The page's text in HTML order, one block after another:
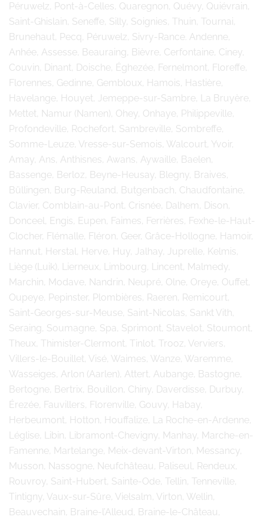
Péruwelz, Pont-à-Celles, Quaregnon, Quévy, Quiévrain,
Saint-Ghislain, Seneffe, Silly, Soignies, Thuin, Tournai,
Brunehaut, Pecq, Péruwelz, Sivry-Rance. Andenne,
Anhée, Assesse, Beauraing, Bièvre, Cerfontaine, Ciney,
Couvin, Dinant, Doische, Éghezée, Fernelmont, Floreffe,
Florennes, Gedinne, Gembloux, Hamois, Hastière,
Havelange, Houyet, Jemeppe-sur-Sambre, La Bruyère,
Mettet, Namur (Namen), Ohey, Onhaye, Philippeville,
Profondeville, Rochefort, Sambreville, Sombreffe,
Somme-Leuze, Vresse-sur-Semois, Walcourt, Yvoir,
Amay, Ans, Anthisnes, Awans, Aywaille, Baelen,
Bassenge, Berloz, Beyne-Heusay, Blegny, Braives,
Büllingen, Burg-Reuland, Butgenbach, Chaudfontaine,
Clavier, Comblain-au-Pont, Crisnée, Dalhem, Dison,
Donceel, Engis, Eupen, Faimes, Ferrières, Fexhe-le-Haut-
Clocher, Flémalle, Fléron, Geer, Grâce-Hollogne, Hamoir,
Hannut, Herstal, Herve, Huy, Jalhay, Juprelle, Kelmis,
Liège (Luik), Lierneux, Limbourg, Lincent, Malmedy,
Marchin, Modave, Nandrin, Neupré, Olne, Oreye, Ouffet,
Oupeye, Pepinster, Plombières, Raeren, Remicourt,
Saint-Georges-sur-Meuse, Saint-Nicolas, Sankt Vith,
Seraing, Soumagne, Spa, Sprimont, Stavelot, Stoumont,
Theux, Thimister-Clermont, Tinlot, Trooz, Verviers,
Villers-le-Bouillet, Visé, Waimes, Wanze, Waremme,
Wasseiges, Arlon (Aarlen), Attert, Aubange, Bastogne,
Bertogne, Bertrix, Bouillon, Chiny, Daverdisse, Durbuy,
Érezée, Fauvillers, Florenville, Gouvy, Habay,
Herbeumont, Hotton, Houffalize, La Roche-en-Ardenne,
Léglise, Libin, Libramont-Chevigny, Manhay, Marche-en-
Famenne, Martelange, Meix-devant-Virton, Messancy,
Musson, Nassogne, Neufchâteau, Paliseul, Rendeux,
Rouvroy, Saint-Hubert, Sainte-Ode, Tellin, Tenneville,
Tintigny, Vaux-sur-Sûre, Vielsalm, Virton, Wellin,
Beauvechain, Braine-l’Alleud, Braine-le-Château,